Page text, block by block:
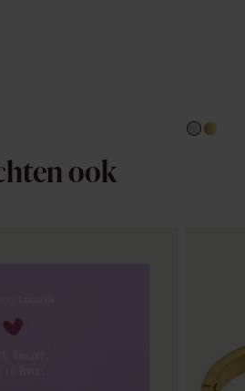
ook